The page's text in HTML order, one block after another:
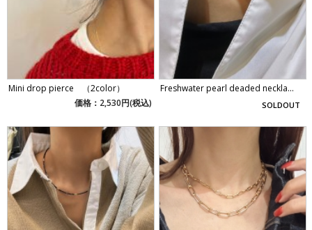
Mini drop pierce （2color）
価格：2,530円(税込)
Freshwater pearl deaded neckla...
SOLDOUT